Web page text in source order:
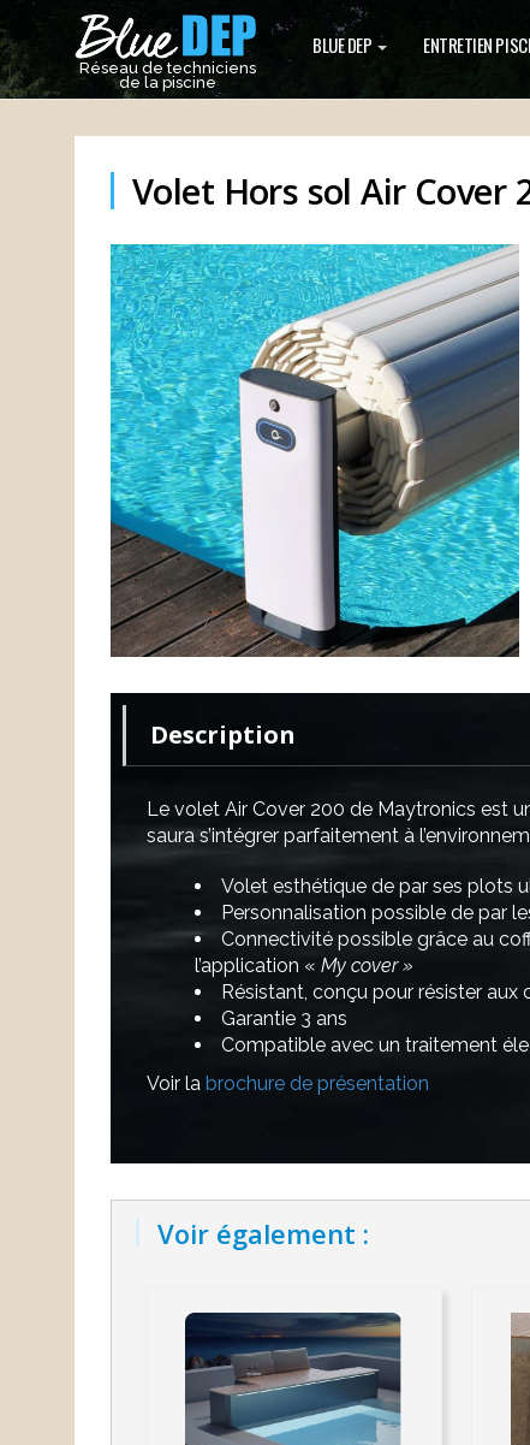
Réseau de techniciens
de la piscine
BLUE DEP ENTRETIEN
Volet Hors sol Air Cover
Description
Le volet Air Cover 200 de Maytronics est
saura s’intégrer parfaitement à
Volet esthétique de par ses plots
Personnalisation possible de par
Connectivité possible grâce au
l’application « My cover »
Résistant, conçu pour résister aux
Garantie 3 ans
Compatible avec un traitement
Voir la brochure de présentation
Voir également :